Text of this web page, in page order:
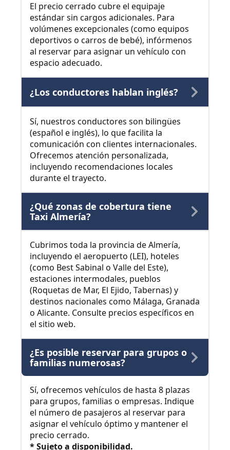
El precio cerrado cubre el equipaje
estándar sin cargos adicionales. Para
volúmenes excepcionales (como equipos
deportivos o carros de bebé), infórmenos
al reservar para asignar un vehículo con
espacio adecuado.
¿Los conductores hablan inglés?
Sí, nuestros conductores son bilingües
(español e inglés), lo que facilita la
comunicación con clientes internacionales.
Ofrecemos atención personalizada,
incluyendo recomendaciones locales
durante el trayecto.
¿Qué zonas de cobertura tiene
Taxi Almería?
Cubrimos toda la provincia de Almería,
incluyendo el aeropuerto (LEI), hoteles
(como Best Sabinal o Valle del Este),
estaciones intermodales, pueblos
(Roquetas de Mar, El Ejido, Tabernas) y
destinos nacionales como Málaga, Granada
o Alicante. Consulte precios específicos en
el sitio web.
¿Es posible reservar para grupos o
familias numerosas?
Sí, ofrecemos vehículos de hasta 8 plazas
para grupos, familias o empresas. Indique
el número de pasajeros al reservar para
asignar el vehículo óptimo y mantener el
precio cerrado.
* Sujeto a disponibilidad.